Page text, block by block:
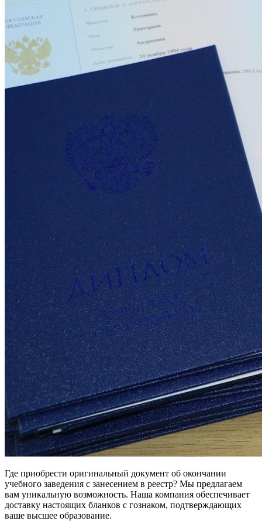
Где приобрести оригинальный документ об окончании
учебного заведения с занесением в реестр? Мы предлагаем
вам уникальную возможность. Наша компания обеспечивает
доставку настоящих бланков с гознаком, подтверждающих
ваше высшее образование.